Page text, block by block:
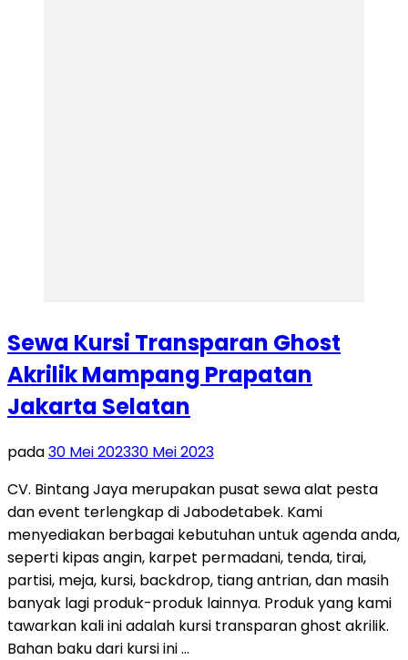
Sewa Kursi Transparan Ghost
Akrilik Mampang Prapatan
Jakarta Selatan
pada30 Mei 202330 Mei 2023
CV. Bintang Jaya merupakan pusat sewa alat pesta
dan event terlengkap di Jabodetabek. Kami
menyediakan berbagai kebutuhan untuk agenda anda,
seperti kipas angin, karpet permadani, tenda, tirai,
partisi, meja, kursi, backdrop, tiang antrian, dan masih
banyak lagi produk-produk lainnya. Produk yang kami
tawarkan kali ini adalah kursi transparan ghost akrilik.
Bahan baku dari kursi ini …